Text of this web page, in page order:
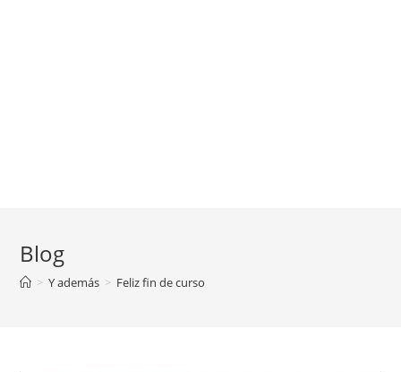
Blog
> Y además > Feliz fin de curso